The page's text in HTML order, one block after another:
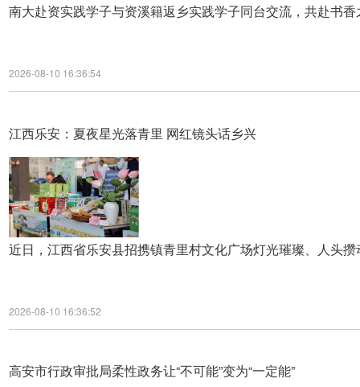
南大赴资实践学子与资溪籍返乡实践学子同台交流，共赴书香
2026-08-10 16:36:54
江西乐安：夏夜星光落青里 网红镜头话乡兴
近日，江西省乐安县招携镇青里村文化广场灯光璀璨、人头攒
2026-08-10 16:36:52
高安市行政审批局柔性政务让“不可能”变为“一定能”